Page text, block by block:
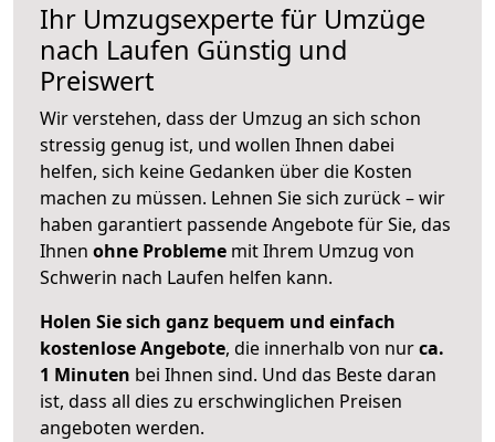
Ihr Umzugsexperte für Umzüge
nach Laufen Günstig und
Preiswert
Wir verstehen, dass der Umzug an sich schon
stressig genug ist, und wollen Ihnen dabei
helfen, sich keine Gedanken über die Kosten
machen zu müssen. Lehnen Sie sich zurück – wir
haben garantiert passende Angebote für Sie, das
Ihnen ohne Probleme mit Ihrem Umzug von
Schwerin nach Laufen helfen kann.
Holen Sie sich ganz bequem und einfach
kostenlose Angebote, die innerhalb von nurca.
1 Minuten bei Ihnen sind. Und das Beste daran
ist, dass all dies zu erschwinglichen Preisen
angeboten werden.